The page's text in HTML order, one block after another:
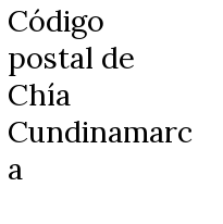
Código
postal de
Chía
Cundinamarc
a